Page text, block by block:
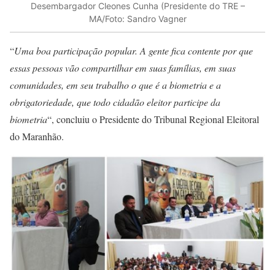
Desembargador Cleones Cunha (Presidente do TRE –
MA/Foto: Sandro Vagner
“Uma boa participação popular. A gente fica contente por que
essas pessoas vão compartilhar em suas famílias, em suas
comunidades, em seu trabalho o que é a biometria e a
obrigatoriedade, que todo cidadão eleitor participe da
biometria“, concluiu o Presidente do Tribunal Regional Eleitoral
do Maranhão.